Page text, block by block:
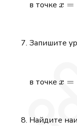
в точке x
x =
Запишите
в точке x =
x =
Найдите